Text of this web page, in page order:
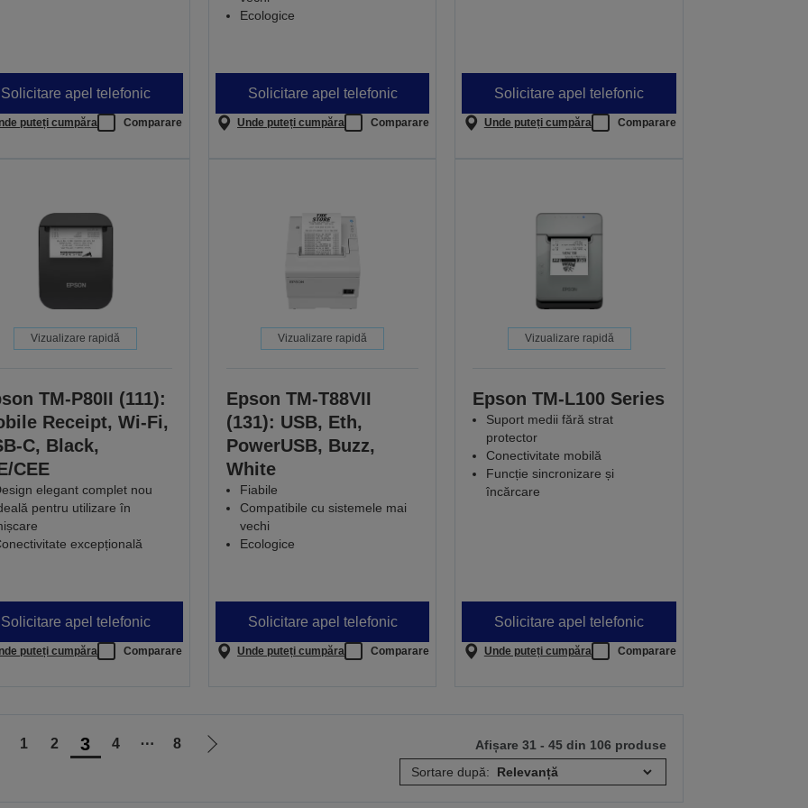
Solicitare apel telefonic
puteți cumpăra Comparare
Ecologice
Solicitare apel telefonic
Unde puteți cumpăra Comparare
Solicitare apel telefonic
Unde puteți cumpăra Comparare
Vizualizare rapidă
TM-P80II (111):
Receipt, Wi-Fi,
C, Black,
CEE
elegant complet nou
pentru utilizare în
excepțională
Solicitare apel telefonic
puteți cumpăra Comparare
Vizualizare rapidă
Epson TM-T88VII
(131): USB, Eth,
PowerUSB, Buzz,
White
Fiabile
Compatibile cu sistemele mai
vechi
Ecologice
Solicitare apel telefonic
Unde puteți cumpăra Comparare
Vizualizare rapidă
Epson TM-L100 Series
Suport medii fără strat
protector
Conectivitate mobilă
Funcție sincronizare și
încărcare
Solicitare apel telefonic
Unde puteți cumpăra Comparare
1 2 3 4 ⋯ 8
Mergi
Afișare 31 - 45 din 106 produse
Sortare după: